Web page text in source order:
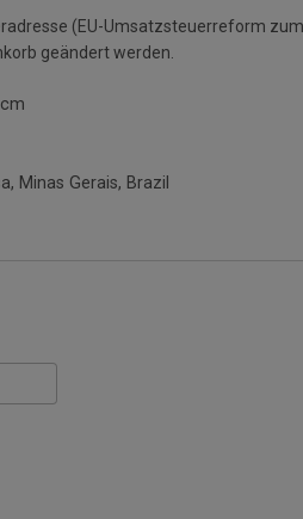
(EU-Umsatzsteuerreform
geändert werden.
Minas Gerais, Brazil